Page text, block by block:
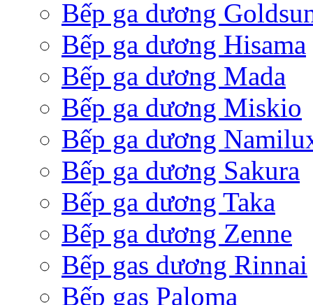
Bếp ga dương
Bếp ga dương Hisama
Bếp ga dương Mada
Bếp ga dương Miskio
Bếp ga dương
Bếp ga dương Sakura
Bếp ga dương Taka
Bếp ga dương Zenne
Bếp gas dương Rinnai
Bếp gas Paloma